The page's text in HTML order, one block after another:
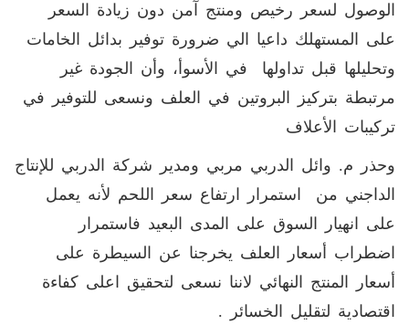
الوصول لسعر رخيص ومنتج آمن دون زيادة السعر
على المستهلك داعيا الي ضرورة توفير بدائل الخامات
وتحليلها قبل تداولها في الأسوأ، وأن الجودة غير
مرتبطة بتركيز البروتين في العلف ونسعى للتوفير في
تركيبات الأعلاف
وحذر م. وائل الدربي مربي ومدير شركة الدربي للإنتاج
الداجني من استمرار ارتفاع سعر اللحم لأنه يعمل
على انهيار السوق على المدى البعيد فاستمرار
اضطراب أسعار العلف يخرجنا عن السيطرة على
أسعار المنتج النهائي لاننا نسعى لتحقيق اعلى كفاءة
اقتصادية لتقليل الخسائر .